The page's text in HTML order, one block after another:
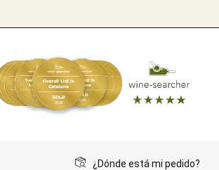
¿Dónde está mi pedido?